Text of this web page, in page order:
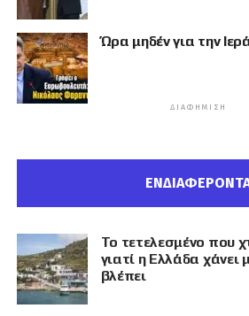
Ώρα μηδέν για την
ΔΙΑΦΉΜΙΣΗ
Το τετελεσμένο που
γιατί η Ελλάδα χάνει
βλέπει